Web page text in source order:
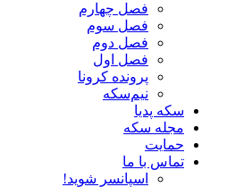
فصل چهارم
فصل سوم
فصل دوم
فصل اول
پرونده کرونا
نیم‌سکه
سکه پدیا
مجله سکه
حمایت
تماس با ما
اسپانسر شوید!